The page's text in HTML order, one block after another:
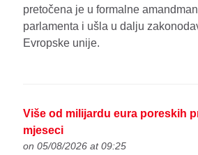
pretočena je u formalne
parlamenta i ušla u dalju
Evropske unije.
Više od milijardu eura poreskih
mjeseci
on 05/08/2026 at 09:25